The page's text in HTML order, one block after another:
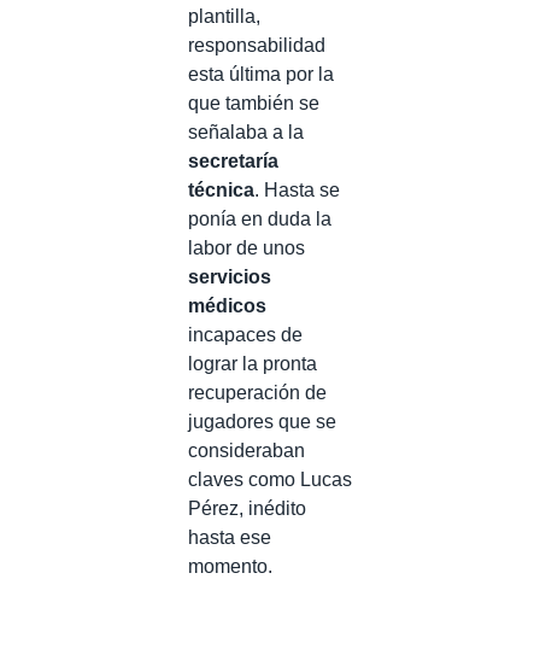
plantilla,
responsabilidad
esta última por la
que también se
señalaba a la
secretaría
técnica. Hasta se
ponía en duda la
labor de unos
servicios
médicos
incapaces de
lograr la pronta
recuperación de
jugadores que se
consideraban
claves como Lucas
Pérez, inédito
hasta ese
momento.